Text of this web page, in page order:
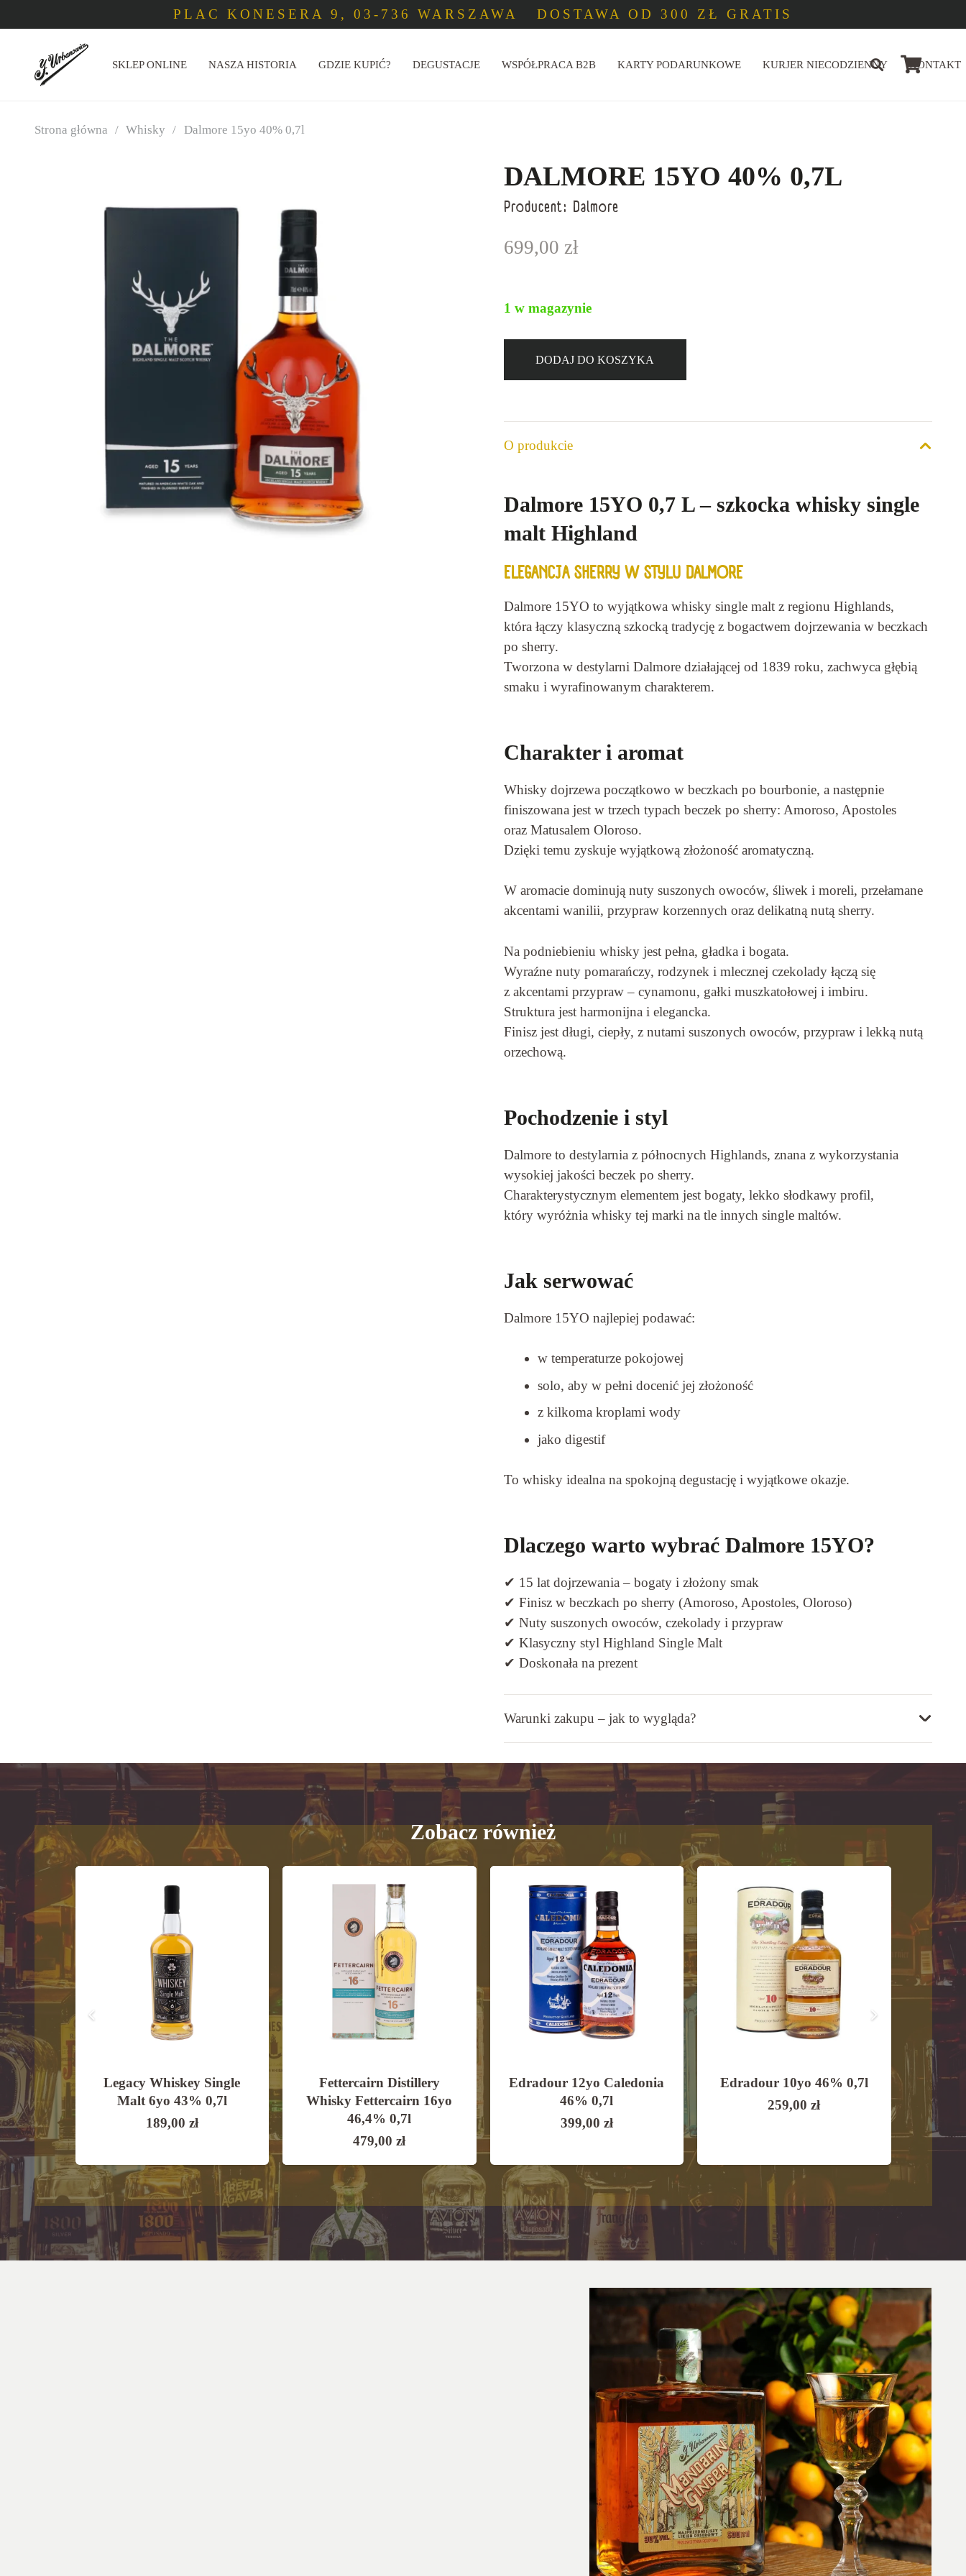
PLAC KONESERA 9, 03-736 WARSZAWA DOSTAWA OD 300 ZŁ GRATIS
SKLEP ONLINE NASZA HISTORIA GDZIE KUPIĆ? DEGUSTACJE WSPÓŁPRACA B2B KARTY PODARUNKOWE KURJER NIECODZIENNY KONTAKT
Strona główna / Whisky / Dalmore 15yo 40% 0,7l
DALMORE 15YO 40% 0,7L
Producent: Dalmore
699,00 zł
1 w magazynie
0,7l
DODAJ DO KOSZYKA
O produkcie
Dalmore 15YO 0,7 L – szkocka whisky single
malt Highland
ELEGANCJA SHERRY W STYLU DALMORE
Dalmore 15YO to wyjątkowa whisky single malt z regionu Highlands,
która łączy klasyczną szkocką tradycję z bogactwem dojrzewania w beczkach
po sherry.
Tworzona w destylarni Dalmore działającej od 1839 roku, zachwyca głębią
smaku i wyrafinowanym charakterem.
Charakter i aromat
Whisky dojrzewa początkowo w beczkach po bourbonie, a następnie
finiszowana jest w trzech typach beczek po sherry: Amoroso, Apostoles
oraz Matusalem Oloroso.
Dzięki temu zyskuje wyjątkową złożoność aromatyczną.
W aromacie dominują nuty suszonych owoców, śliwek i moreli, przełamane
akcentami wanilii, przypraw korzennych oraz delikatną nutą sherry.
Na podniebieniu whisky jest pełna, gładka i bogata.
Wyraźne nuty pomarańczy, rodzynek i mlecznej czekolady łączą się
z akcentami przypraw – cynamonu, gałki muszkatołowej i imbiru.
Struktura jest harmonijna i elegancka.
Finisz jest długi, ciepły, z nutami suszonych owoców, przypraw i lekką nutą
orzechową.
Pochodzenie i styl
Dalmore to destylarnia z północnych Highlands, znana z wykorzystania
wysokiej jakości beczek po sherry.
Charakterystycznym elementem jest bogaty, lekko słodkawy profil,
który wyróżnia whisky tej marki na tle innych single maltów.
Jak serwować
Dalmore 15YO najlepiej podawać:
w temperaturze pokojowej
solo, aby w pełni docenić jej złożoność
z kilkoma kroplami wody
jako digestif
To whisky idealna na spokojną degustację i wyjątkowe okazje.
Dlaczego warto wybrać Dalmore 15YO?
✔ 15 lat dojrzewania – bogaty i złożony smak
✔ Finisz w beczkach po sherry (Amoroso, Apostoles, Oloroso)
✔ Nuty suszonych owoców, czekolady i przypraw
✔ Klasyczny styl Highland Single Malt
✔ Doskonała na prezent
Warunki zakupu – jak to wygląda?
Zobacz również
Legacy Whiskey Single
Malt 6yo 43% 0,7l
189,00 zł
Fettercairn Distillery
Whisky Fettercairn 16yo
46,4% 0,7l
479,00zł
Edradour 12yo Caledonia
46% 0,7l
399,00 zł
Edradour 10yo 46% 0,7l
259,00zł
Wild